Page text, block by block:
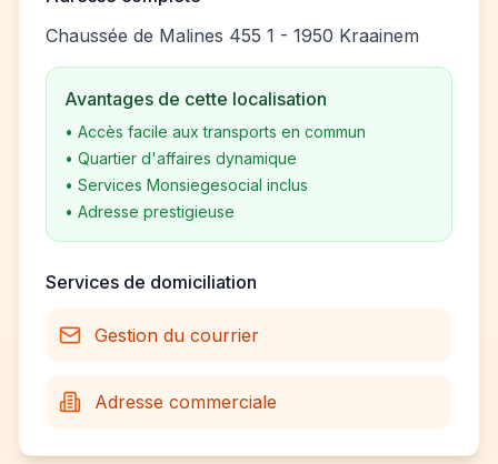
Chaussée de Malines 455 1 - 1950 Kraainem
Avantages de cette localisation
• Accès facile aux transports en commun
• Quartier d'affaires dynamique
• Services Monsiegesocial inclus
• Adresse prestigieuse
Services de domiciliation
Gestion du courrier
Adresse commerciale